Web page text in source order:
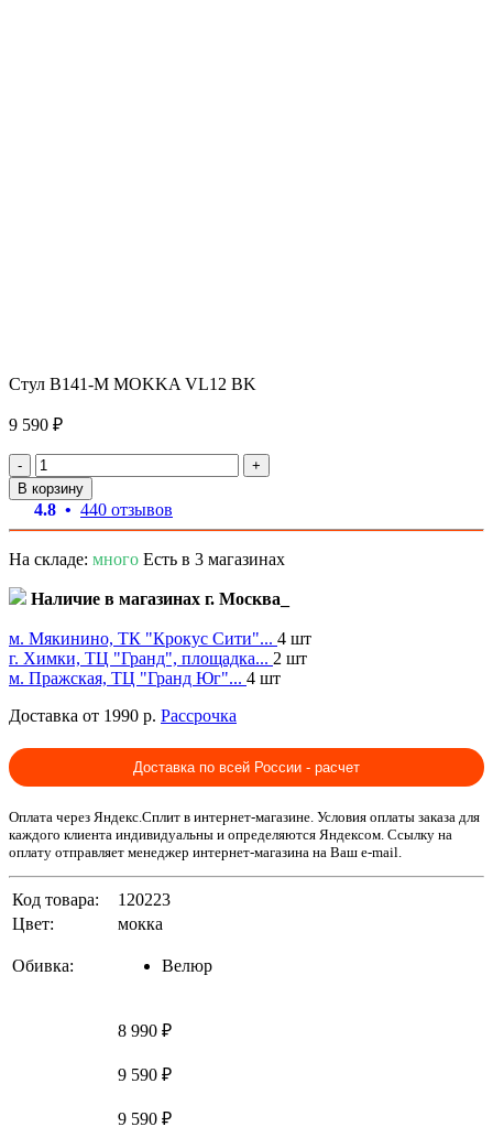
Стул B141-M MOKKA VL12 BK
9 590 ₽
-
+
В корзину
4.8 • 440 отзывов
На складе: много Есть в 3 магазинах
Наличие в магазинах г. Москва_
м. Мякинино, ТК "Крокус Сити"... 4 шт
г. Химки, ТЦ "Гранд", площадка... 2 шт
м. Пражская, ТЦ "Гранд Юг"... 4 шт
Доставка от 1990 р. Рассрочка
Доставка по всей России - расчет
Оплата через Яндекс.Сплит в интернет-магазине. Условия оплаты заказа для
каждого клиента индивидуальны и определяются Яндексом. Ссылку на
оплату отправляет менеджер интернет-магазина на Ваш e-mail.
Код товара:
120223
Цвет:
мокка
Обивка: Велюр
8 990 ₽
9 590 ₽
9 590 ₽